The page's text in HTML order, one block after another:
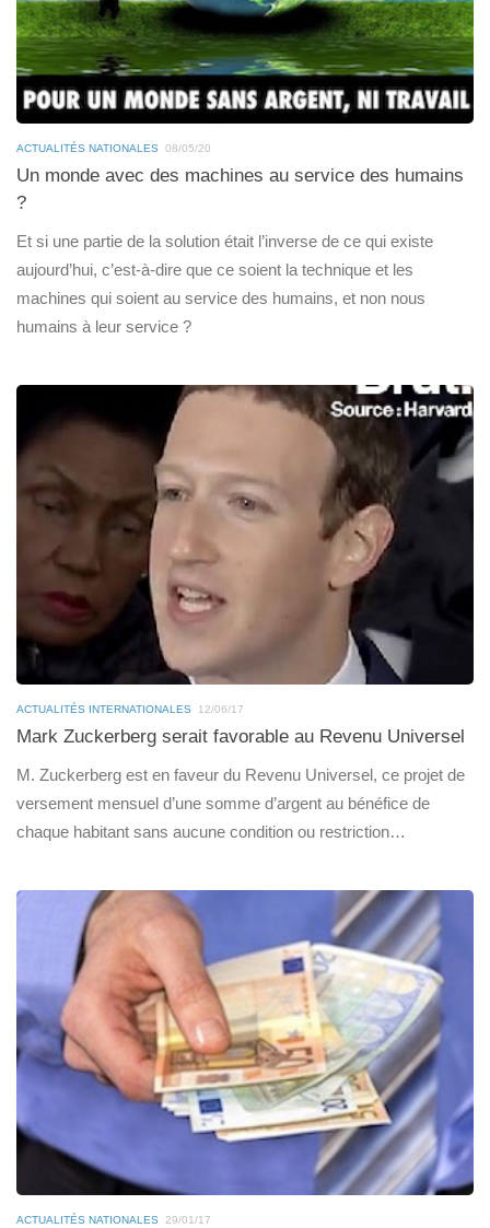
ACTUALITÉS NATIONALES 08/05/20
Un monde avec des machines au service des humains
?
Et si une partie de la solution était l’inverse de ce qui existe
aujourd’hui, c’est-à-dire que ce soient la technique et les
machines qui soient au service des humains, et non nous
humains à leur service ?
ACTUALITÉS INTERNATIONALES 12/06/17
Mark Zuckerberg serait favorable au Revenu Universel
M. Zuckerberg est en faveur du Revenu Universel, ce projet de
versement mensuel d’une somme d’argent au bénéfice de
chaque habitant sans aucune condition ou restriction…
ACTUALITÉS NATIONALES 29/01/17